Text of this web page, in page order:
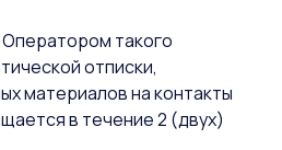
такого
отписки,
материалов на контакты
в течение 2 (двух)